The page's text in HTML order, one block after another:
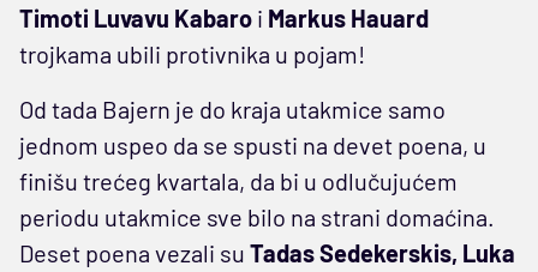
Timoti Luvavu Kabaro i Markus Hauard
trojkama ubili protivnika u pojam!
Od tada Bajern je do kraja utakmice samo
jednom uspeo da se spusti na devet poena, u
finišu trećeg kvartala, da bi u odlučujućem
periodu utakmice sve bilo na strani domaćina.
Deset poena vezali su Tadas Sedekerskis, Luka